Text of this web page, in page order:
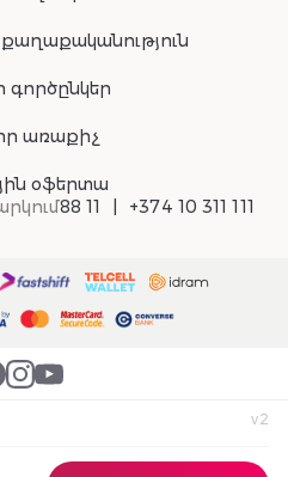
գործընկեր
առաքիչ
օֆերտա
88 11 +374 10 311 111
v2